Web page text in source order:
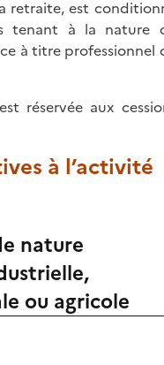
retraite, est
tenant à la nature
à titre professionnel
réservée aux
à l’activité
nature
ou agricole